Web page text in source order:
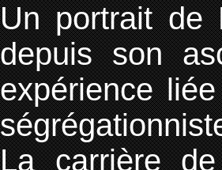
Un portrait de
depuis son
expérience
La carrière